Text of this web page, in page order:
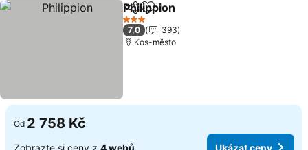
SdíletPřidat na seznam oblíbených
Philippion
3 Počet hvězdiček
7,0
393
Kos-město
Od 2 758 Kč
Zobrazte si ceny z 4 webů Ukázat ceny